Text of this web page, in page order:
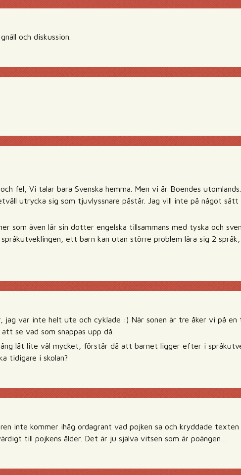
och diskussion.
fel, Vi talar bara Svenska hemma. Men vi är Boendes
utrycka sig som tjuvlyssnare påstår. Jag vill inte på något
som även lär sin dotter engelska tillsammans med tyska och
ett barn kan utan större problem lära sig 2
jag var inte helt ute och cyklade :) När sonen är tre åker vi på en
se vad som snappas upp då.
lät lite väl mycket, förstår då att barnet ligger efter i
tidigare i skolan?
inte kommer ihåg ordagrant vad pojken sa och kryddade
till pojkens ålder. Det är ju själva vitsen som är poängen…